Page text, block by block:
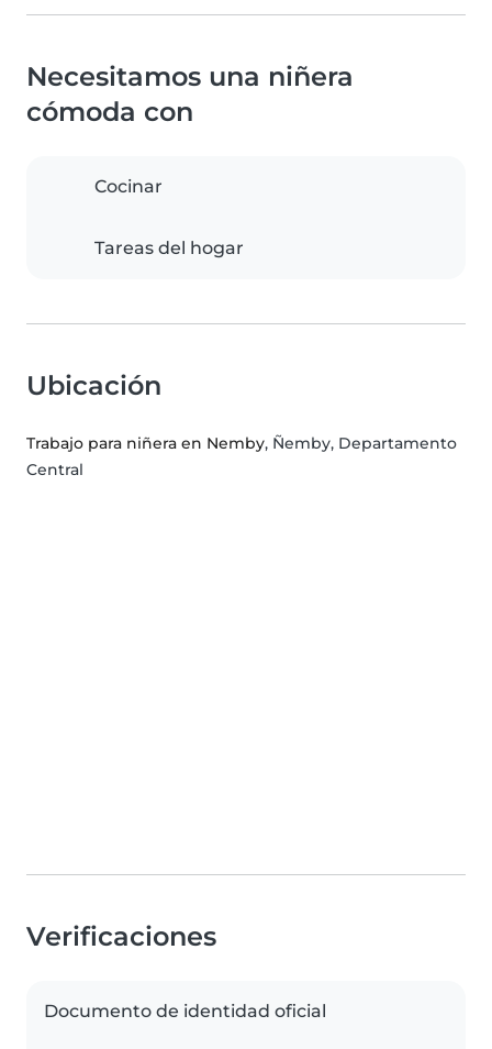
Necesitamos una niñera
cómoda con
Cocinar
Tareas del hogar
Ubicación
Trabajo para niñera en Nemby, Ñemby, Departamento
Central
Verificaciones
Documento de identidad oficial